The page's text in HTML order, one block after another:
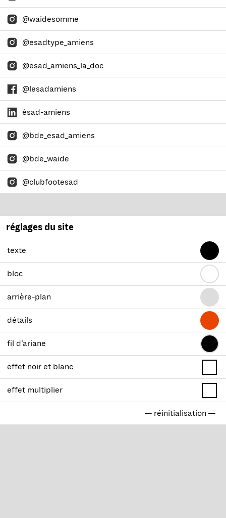
@waidesomme
@esadtype_amiens
@esad_amiens_la_doc
@lesadamiens
ésad-amiens
@bde_esad_amiens
@bde_waide
@clubfootesad
réglages du site
texte
bloc
arrière-plan
détails
fil d’ariane
effet noir et blanc
effet multiplier
— réinitialisation —